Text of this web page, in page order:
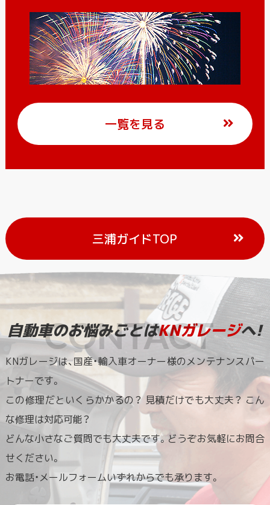
一覧を見る
三浦ガイドTOP
自動車のお悩みごとはKNガレージへ!
KNガレージは、国産・輸入車オーナー様のメンテナンスパー
トナーです。
この修理だといくらかかるの？ 見積だけでも大丈夫？ こん
な修理は対応可能？
どんな小さなご質問でも大丈夫です。どうぞお気軽にお問合
せください。
お電話・メールフォームいずれからでも承ります。